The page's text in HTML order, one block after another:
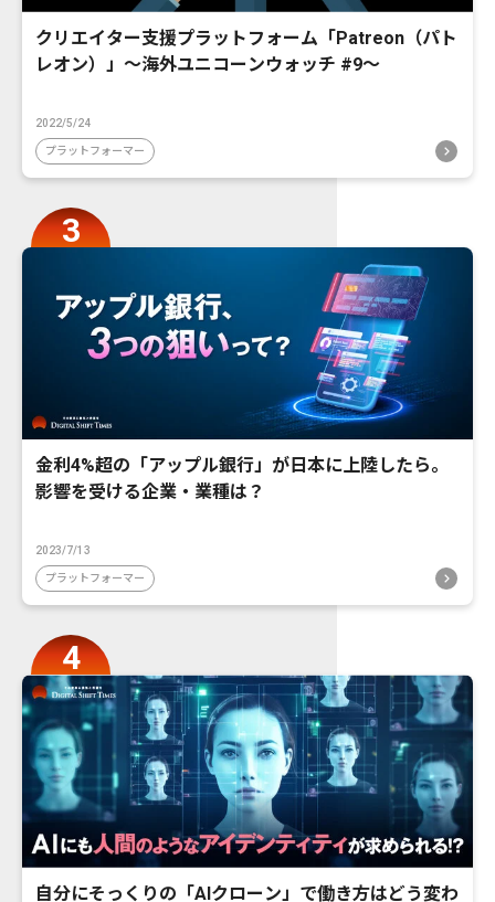
クリエイター支援プラットフォーム「Patreon（パト
レオン）」〜海外ユニコーンウォッチ #9〜
2022/5/24
プラットフォーマー
金利4%超の「アップル銀行」が日本に上陸したら。
影響を受ける企業・業種は？
2023/7/13
プラットフォーマー
自分にそっくりの「AIクローン」で働き方はどう変わ